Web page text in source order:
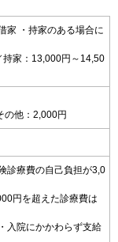
家 ・持家のある場合に
家：13,000円～14,50
の他：2,000円
診療費の自己負担が3,0
円を超えた診療費は
入院にかかわらず支給